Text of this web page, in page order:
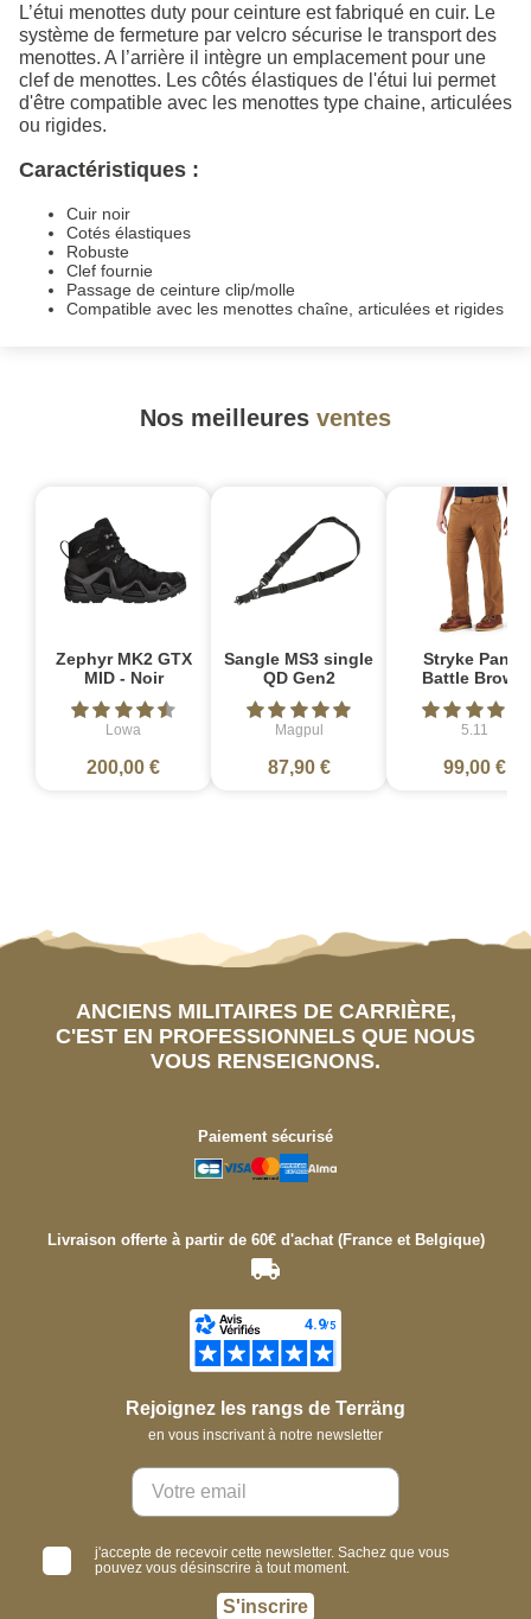
L’étui menottes duty pour ceinture est fabriqué en cuir. Le
système de fermeture par velcro sécurise le transport des
menottes. A l’arrière il intègre un emplacement pour une
clef de menottes. Les côtés élastiques de l'étui lui permet
d'être compatible avec les menottes type chaine, articulées
ou rigides.
Caractéristiques :
Cuir noir
Cotés élastiques
Robuste
Clef fournie
Passage de ceinture clip/molle
Compatible avec les menottes chaîne, articulées et rigides
Nos meilleures ventes
Zephyr MK2 GTX
MID - Noir
Lowa
200,00 €
Sangle MS3 single
QD Gen2
Magpul
87,90 €
Stryke Pant -
Battle Brown
5.11
99,00 €
ANCIENS MILITAIRES DE CARRIÈRE,
C'EST EN PROFESSIONNELS QUE NOUS
VOUS RENSEIGNONS.
Paiement sécurisé
Livraison offerte à partir de 60€ d'achat (France et Belgique)
Rejoignez les rangs de Terräng
en vous inscrivant à notre newsletter
j'accepte de recevoir cette newsletter. Sachez que vous
pouvez vous désinscrire à tout moment.
S'inscrire